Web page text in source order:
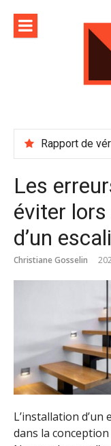
contenu
Les
éviter lors
d’un
Christiane Gosselin
L’installation
dans la